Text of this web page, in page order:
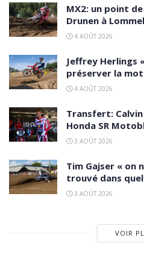
MX2: un point
Drunen à
4 AOÛT 2026
Jeffrey Herlings
préserver la
4 AOÛT 2026
Transfert:
Honda SR
3 AOÛT 2026
Tim Gajser « on
trouvé dans
3 AOÛT 2026
VOIR